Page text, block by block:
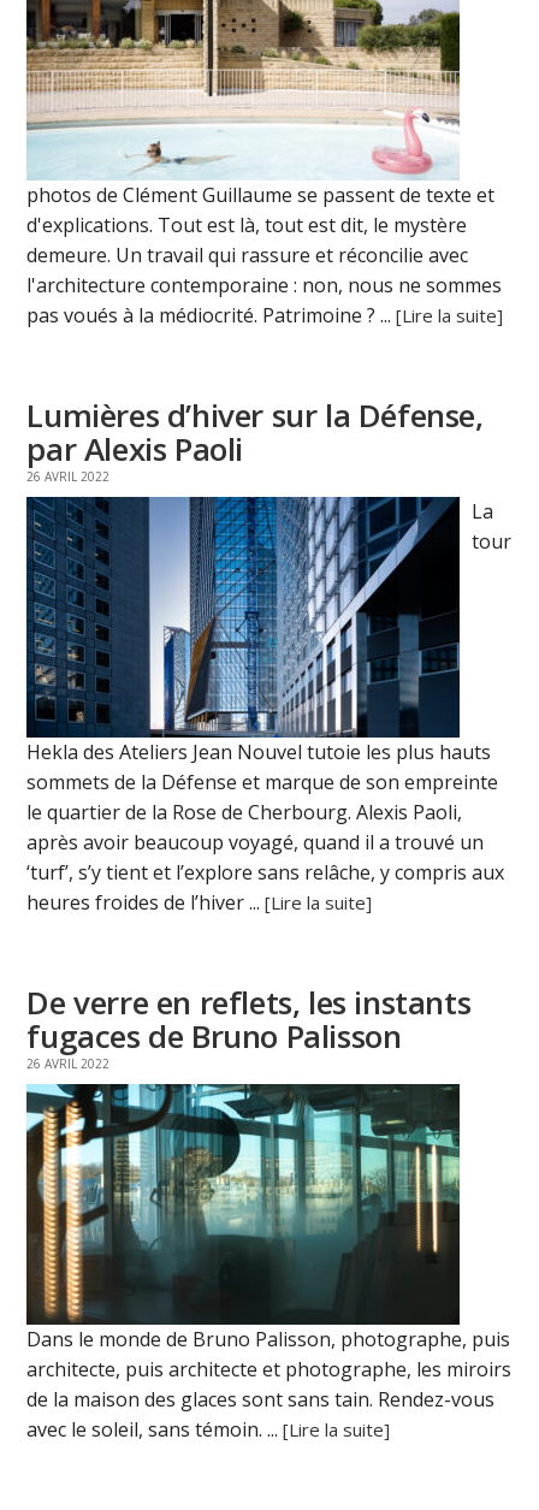
photos de Clément Guillaume se passent de texte et
d'explications. Tout est là, tout est dit, le mystère
demeure. Un travail qui rassure et réconcilie avec
l'architecture contemporaine : non, nous ne sommes
pas voués à la médiocrité. Patrimoine ? ...[Lire la suite]
Lumières d’hiver sur la Défense,
par Alexis Paoli
26 AVRIL 2022
La
tour
Hekla des Ateliers Jean Nouvel tutoie les plus hauts
sommets de la Défense et marque de son empreinte
le quartier de la Rose de Cherbourg. Alexis Paoli,
après avoir beaucoup voyagé, quand il a trouvé un
‘turf’, s’y tient et l’explore sans relâche, y compris aux
heures froides de l’hiver ...[Lire la suite]
De verre en reflets, les instants
fugaces de Bruno Palisson
26 AVRIL 2022
Dans le monde de Bruno Palisson, photographe, puis
architecte, puis architecte et photographe, les miroirs
de la maison des glaces sont sans tain. Rendez-vous
avec le soleil, sans témoin. ...[Lire la suite]